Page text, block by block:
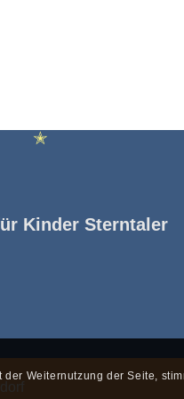
Kinder Sterntaler
Weiternutzung der Seite,